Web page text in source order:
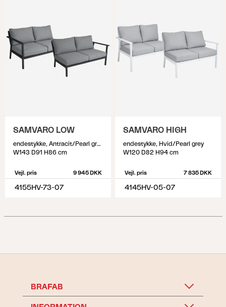
SAMVARO LOW
endestykke, Antracit/Pearl grey
W143 D91 H86 cm
Vejl. pris 9 945 DKK
4155HV-73-07
SAMVARO HIGH
endestykke, Hvid/Pearl grey
W120 D82 H94 cm
Vejl. pris 7 835 DKK
4145HV-05-07
BRAFAB